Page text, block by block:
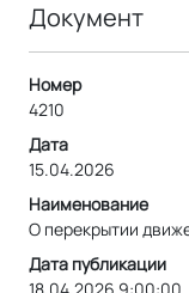
Документ
Номер
4210
Дата
15.04.2026
Наименование
О перекрытии
Дата публикации